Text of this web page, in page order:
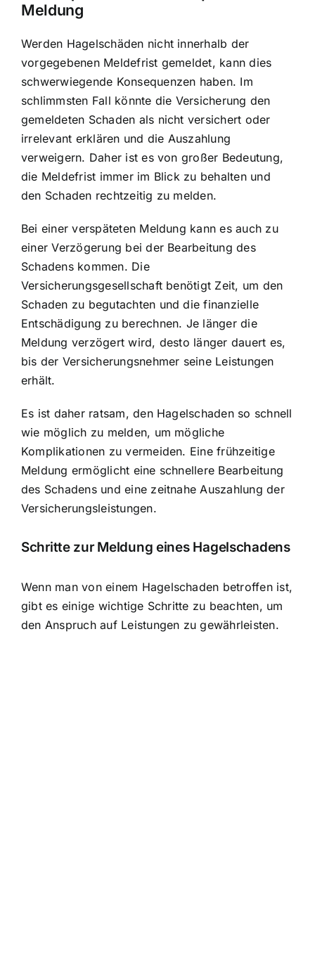
Meldung
Werden Hagelschäden nicht innerhalb der
vorgegebenen Meldefrist gemeldet, kann dies
schwerwiegende Konsequenzen haben. Im
schlimmsten Fall könnte die Versicherung den
gemeldeten Schaden als nicht versichert oder
irrelevant erklären und die Auszahlung
verweigern. Daher ist es von großer Bedeutung,
die Meldefrist immer im Blick zu behalten und
den Schaden rechtzeitig zu melden.
Bei einer verspäteten Meldung kann es auch zu
einer Verzögerung bei der Bearbeitung des
Schadens kommen. Die
Versicherungsgesellschaft benötigt Zeit, um den
Schaden zu begutachten und die finanzielle
Entschädigung zu berechnen. Je länger die
Meldung verzögert wird, desto länger dauert es,
bis der Versicherungsnehmer seine Leistungen
erhält.
Es ist daher ratsam, den Hagelschaden so schnell
wie möglich zu melden, um mögliche
Komplikationen zu vermeiden. Eine frühzeitige
Meldung ermöglicht eine schnellere Bearbeitung
des Schadens und eine zeitnahe Auszahlung der
Versicherungsleistungen.
Schritte zur Meldung eines Hagelschadens
Wenn man von einem Hagelschaden betroffen ist,
gibt es einige wichtige Schritte zu beachten, um
den Anspruch auf Leistungen zu gewährleisten.